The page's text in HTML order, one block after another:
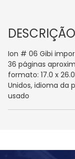
Ion # 06 Gibi
36 páginas
formato: 17.0 x
Unidos, idioma da
usado